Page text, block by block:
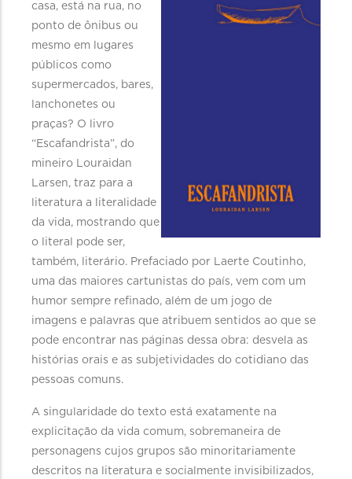
casa, está na rua, no
ponto de ônibus ou
mesmo em lugares
públicos como
supermercados, bares,
lanchonetes ou
praças? O livro
“Escafandrista”, do
mineiro Louraidan
Larsen, traz para a
literatura a literalidade
da vida, mostrando que
o literal pode ser,
também, literário. Prefaciado por Laerte Coutinho,
uma das maiores cartunistas do país, vem com um
humor sempre refinado, além de um jogo de
imagens e palavras que atribuem sentidos ao que se
pode encontrar nas páginas dessa obra: desvela as
histórias orais e as subjetividades do cotidiano das
pessoas comuns.
A singularidade do texto está exatamente na
explicitação da vida comum, sobremaneira de
personagens cujos grupos são minoritariamente
descritos na literatura e socialmente invisibilizados,